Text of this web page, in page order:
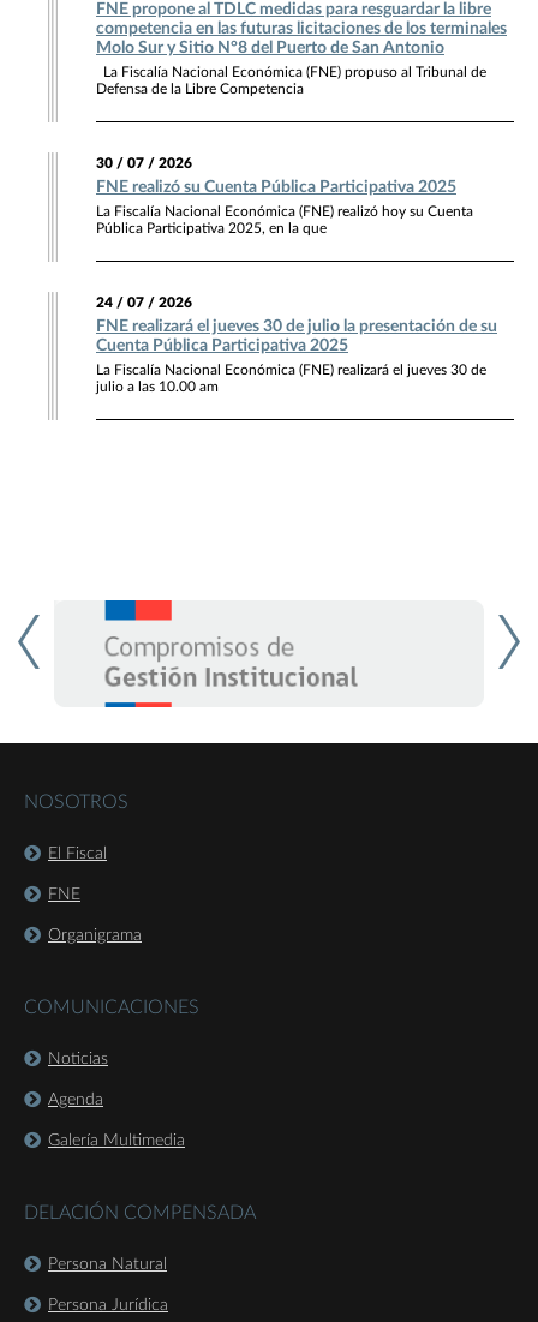
FNE propone al TDLC medidas para resguardar la libre
competencia en las futuras licitaciones de los terminales
Molo Sur y Sitio N°8 del Puerto de San Antonio
La Fiscalía Nacional Económica (FNE) propuso al Tribunal de
Defensa de la Libre Competencia
30 / 07 / 2026
FNE realizó su Cuenta Pública Participativa 2025
La Fiscalía Nacional Económica (FNE) realizó hoy su Cuenta
Pública Participativa 2025, en la que
24 / 07 / 2026
FNE realizará el jueves 30 de julio la presentación de su
Cuenta Pública Participativa 2025
La Fiscalía Nacional Económica (FNE) realizará el jueves 30 de
julio a las 10.00 am
NOSOTROS
El Fiscal
FNE
Organigrama
COMUNICACIONES
Noticias
Agenda
Galería Multimedia
DELACIÓN COMPENSADA
Persona Natural
Persona Jurídica